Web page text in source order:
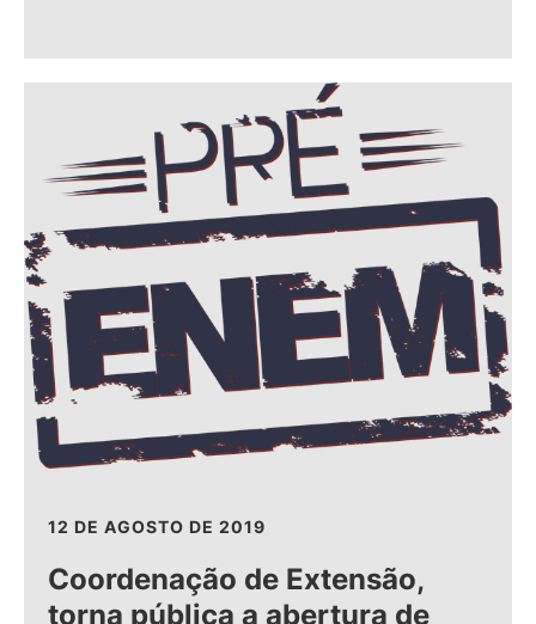
12 DE AGOSTO DE 2019
Coordenação de Extensão,
torna pública a abertura de